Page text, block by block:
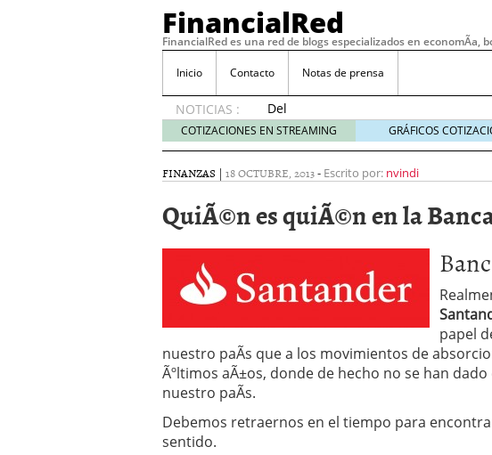
FinancialRed
FinancialRed es una red de blogs especializados en economÃ­a,
Inicio Contacto Notas de prensa
NOTICIAS :
Del
depósito
a la
cómo
cambiando
gestión
ahorro
en
Seguros de convenio en pymes: la
descubren cuando ya es demasiado
ReseÃ±a de SIFX: Lo Que Deben Saber
Crear empresa online vs proceso
COTIZACIONES EN STREAMING GRÁFICOS
FINANZAS | 18 OCTUBRE, 2013- Escrito por: nvindi
QuiÃ©n es quiÃ©n en la
papel
nuestro paÃ­s que a los movimientos de
Ãºltimos aÃ±os, donde de hecho no se han
nuestro paÃ­s.
Debemos retraernos en el tiempo para
sentido.